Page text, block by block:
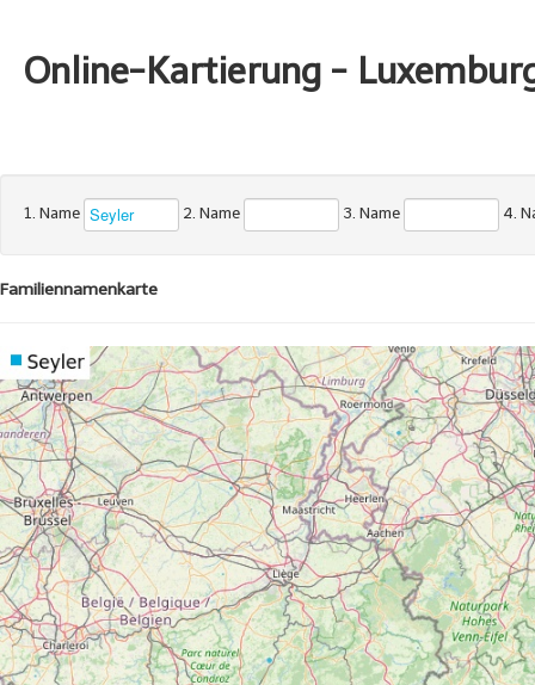
Online-Kartierung -
1. Name 2. Name 3. Name 4.
Familiennamenkarte